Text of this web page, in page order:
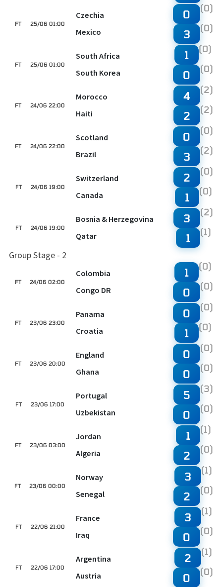
25/06 01:00
FT
Czechia
Mexico
0 (0)
3 (0)
25/06 01:00
FT
South Africa
South Korea
1 (0)
0 (0)
24/06 22:00
FT
Morocco
Haiti
4 (2)
2 (2)
24/06 22:00
FT
Scotland
Brazil
0 (0)
3 (2)
24/06 19:00
FT
Switzerland
Canada
2 (0)
1 (0)
24/06 19:00
FT
Bosnia & Herzegovina
Qatar
3 (2)
1 (1)
Group Stage - 2
24/06 02:00
FT
Colombia
Congo DR
1 (0)
0 (0)
23/06 23:00
FT
Panama
Croatia
0 (0)
1 (0)
23/06 20:00
FT
England
Ghana
0 (0)
0 (0)
23/06 17:00
FT
Portugal
Uzbekistan
5 (3)
0 (0)
23/06 03:00
FT
Jordan
Algeria
1 (1)
2 (0)
23/06 00:00
FT
Norway
Senegal
3 (1)
2 (0)
22/06 21:00
FT
France
Iraq
3 (1)
0 (0)
22/06 17:00
FT
Argentina
Austria
2 (1)
0
(0)